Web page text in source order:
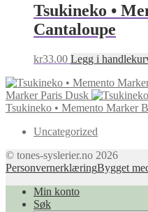
Tsukineko •
Cantaloupe
kr33.00 Legg i
Marker Paris Dusk
Tsukineko • Memento Marker
Uncategorized
© tones-syslerier.no 2026
PersonvernerklæringBygget
Min konto
Søk